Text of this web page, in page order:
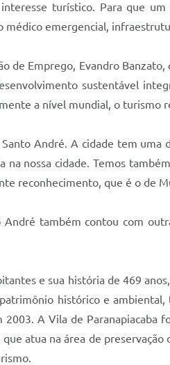
turístico. Para que
emergencial,
de Emprego, Evandro
sustentável
a nível mundial, o turismo
André. A cidade tem uma
nossa cidade. Temos
reconhecimento, que é o de
também contou com
e sua história de 469
histórico e
A Vila de
atua na área de